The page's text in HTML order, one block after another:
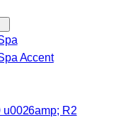
Accent
R2